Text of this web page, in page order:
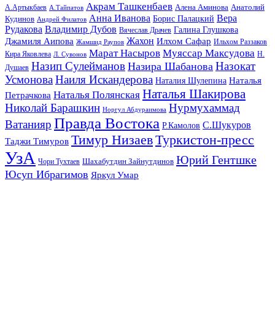
А.Артыкбаев А.Тайпатов Акрам Ташкенбаев Алена Аминова Анатолий
Кудинов Андрей Филатов Анна Иванова Борис Палацкий Вера
Рудакова Владимир Дубов Вячеслав Драчев Галина Глушкова
Джамиля Аипова Жамшид Раупов Жахон Илхом Сафар Ильхом Раззаков
Кира Яковлева Л. Сувонов Марат Насыров Муяссар Максудова Н.
Душаев Назип Сулейманов Назира Шабанова Назокат
УсмоноваНаиля Искандерова Наталия Шулепина Наталья
Петрачкова Наталья Полянская Наталья Шакирова
Николай Барашкин Норгул Абдураимова Нурмухаммад
Ватанияр Правда Востока Р.Камолов С.Шукуров
Таджи Тимуров Тимур НизаевТуркистон-пресс
УзА Чори Тухтаев Шахабутдин Зайнутдинов Юрий Гентшке
Юсуп Ибрагимов Яркул Умар